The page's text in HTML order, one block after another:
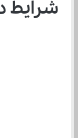
شرایط دریافت